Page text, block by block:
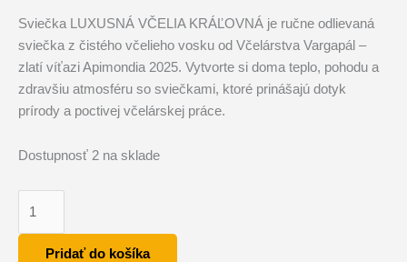
Sviečka LUXUSNÁ VČELIA KRÁĽOVNÁ je ručne odlievaná
sviečka z čistého včelieho vosku od Včelárstva Vargapál –
zlatí víťazi Apimondia 2025. Vytvorte si doma teplo, pohodu a
zdravšiu atmosféru so sviečkami, ktoré prinášajú dotyk
prírody a poctivej včelárskej práce.
Dostupnosť 2 na sklade
Pridať do košíka